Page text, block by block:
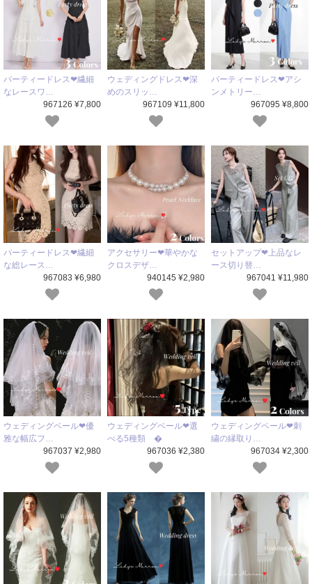
パーティードレス❤繊細
なレースワ…
967126 ¥7,800
ウェディングドレス❤深
めのスリッ…
967109 ¥11,800
パーティードレス❤アシ
ンメトリー…
967095 ¥8,800
パーティードレス❤繊細
な総レース…
967083 ¥6,980
アクセサリー❤華やかな
クロスデザ…
940145 ¥2,980
セットアップ❤上品なレ
ース切り替…
967041 ¥11,980
ウェディングベール❤優
雅な幅広フ…
967037 ¥2,980
ウェディングベール❤選
べる5種類 �
967036 ¥2,380
ウェディングベール❤刺
繍の縁取り…
967034 ¥2,300